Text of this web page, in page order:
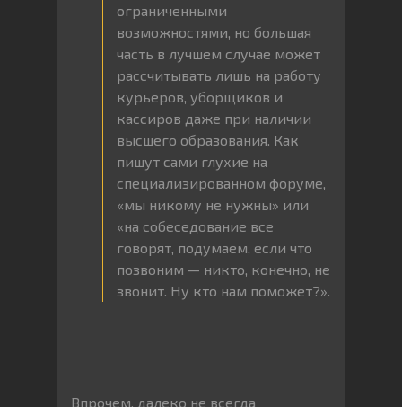
ограниченными
возможностями, но большая
часть в лучшем случае может
рассчитывать лишь на работу
курьеров, уборщиков и
кассиров даже при наличии
высшего образования. Как
пишут сами глухие на
специализированном форуме,
«мы никому не нужны» или
«на собеседование все
говорят, подумаем, если что
позвоним — никто, конечно, не
звонит. Ну кто нам поможет?».
Впрочем, далеко не всегда